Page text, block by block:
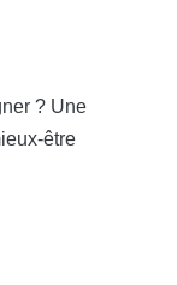
? Une
être